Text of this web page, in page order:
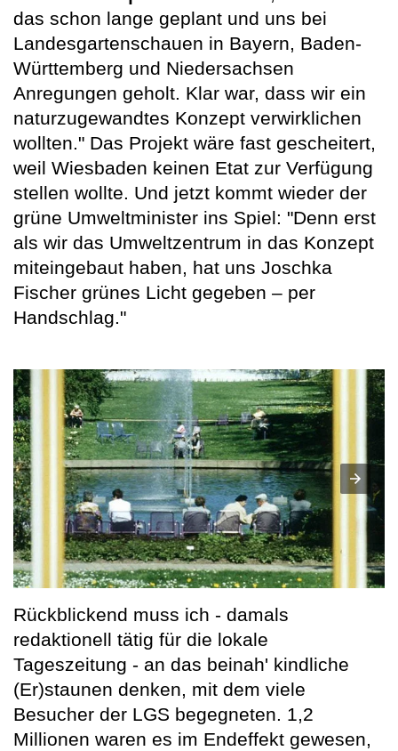
das schon lange geplant und uns bei
Landesgartenschauen in Bayern, Baden-
Württemberg und Niedersachsen
Anregungen geholt. Klar war, dass wir ein
naturzugewandtes Konzept verwirklichen
wollten." Das Projekt wäre fast gescheitert,
weil Wiesbaden keinen Etat zur Verfügung
stellen wollte. Und jetzt kommt wieder der
grüne Umweltminister ins Spiel: "Denn erst
als wir das Umweltzentrum in das Konzept
miteingebaut haben, hat uns Joschka
Fischer grünes Licht gegeben – per
Handschlag."
Rückblickend muss ich - damals
redaktionell tätig für die lokale
Tageszeitung - an das beinah' kindliche
(Er)staunen denken, mit dem viele
Besucher der LGS begegneten. 1,2
Millionen waren es im Endeffekt gewesen,